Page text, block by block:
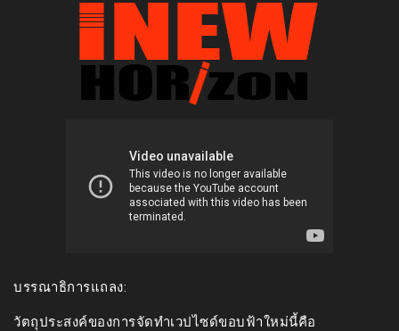
บรรณาธิการแถลง:
วัตถุประสงค์ของการจัดทำเวปไซด์ขอบฟ้าใหม่นี้คือ